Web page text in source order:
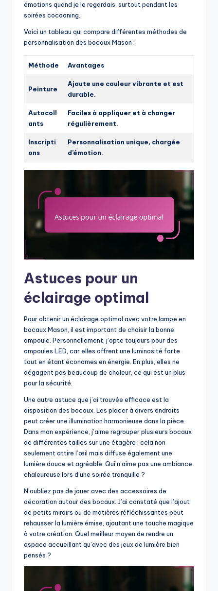
émotions quand je le regardais, surtout pendant les
soirées cocooning.
Voici un tableau qui compare différentes méthodes de
personnalisation des bocaux Mason :
Méthode Avantages
Peinture
Ajoute une couleur vibrante et est
durable.
Autocoll
ants
Faciles à appliquer et à changer
régulièrement.
Inscripti
ons
Personnalisation unique, chargée
d’émotion.
Astuces pour un
éclairage optimal
Pour obtenir un éclairage optimal avec votre lampe en
bocaux Mason, il est important de choisir la bonne
ampoule. Personnellement, j’opte toujours pour des
ampoules LED, car elles offrent une luminosité forte
tout en étant économes en énergie. En plus, elles ne
dégagent pas beaucoup de chaleur, ce qui est un plus
pour la sécurité.
Une autre astuce que j’ai trouvée efficace est la
disposition des bocaux. Les placer à divers endroits
peut créer une illumination harmonieuse dans la pièce.
Dans mon expérience, j’aime regrouper plusieurs bocaux
de différentes tailles sur une étagère ; cela non
seulement attire l’œil mais diffuse également une
lumière douce et agréable. Qui n’aime pas une ambiance
chaleureuse lors d’une soirée tranquille ?
N’oubliez pas de jouer avec des accessoires de
décoration autour des bocaux. J’ai constaté que l’ajout
de petits miroirs ou de matières réfléchissantes peut
rehausser la lumière émise, ajoutant une touche magique
à votre création. Quel meilleur moyen de rendre un
espace accueillant qu’avec des jeux de lumière bien
pensés ?